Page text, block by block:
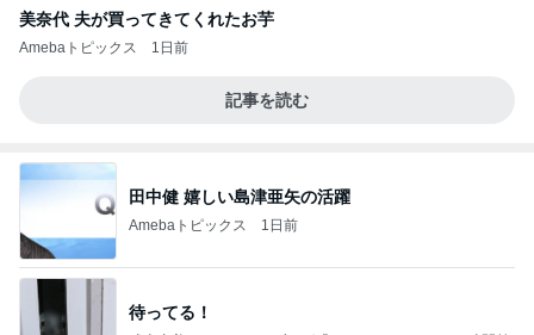
美奈代 夫が買ってきてくれたお芋
Amebaトピックス 1日前
記事を読む
田中健 嬉しい島津亜矢の活躍
Amebaトピックス 1日前
待ってる！